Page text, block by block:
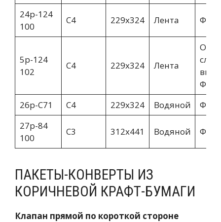
24p-124
100
C4 229х324 Лента
5p-124
102
C4 229х324 Лента
26p-С71
C4 229х324 Водяной
27p-84
100
C3 312х441 Водяной
ПАКЕТЫ-КОНВЕРТЫ ИЗ
КОРИЧНЕВОЙ КРАФТ-БУМАГИ
Клапан прямой по короткой стороне